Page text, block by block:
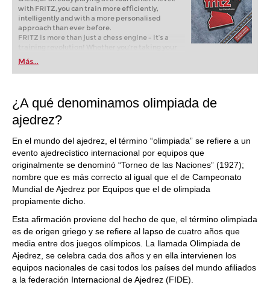
with FRITZ, you can train more efficiently,
intelligently and with a more personalised
approach than ever before.
FRITZ is more than just a chess engine – it’s a
training revolution! Whether you’re taking your
first steps into the world of club chess, or already
playing at a tournament level: with FRITZ, you can
train more efficiently, intelligently and with a
Más...
¿A qué denominamos olimpiada de
ajedrez?
En el mundo del ajedrez, el término “olimpiada” se refiere a un
evento ajedrecístico internacional por equipos que
originalmente se denominó “Torneo de las Naciones” (1927);
nombre que es más correcto al igual que el de Campeonato
Mundial de Ajedrez por Equipos que el de olimpiada
propiamente dicho.
Esta afirmación proviene del hecho de que, el término olimpiada
es de origen griego y se refiere al lapso de cuatro años que
media entre dos juegos olímpicos. La llamada Olimpiada de
Ajedrez, se celebra cada dos años y en ella intervienen los
equipos nacionales de casi todos los países del mundo afiliados
a la federación Internacional de Ajedrez (FIDE).